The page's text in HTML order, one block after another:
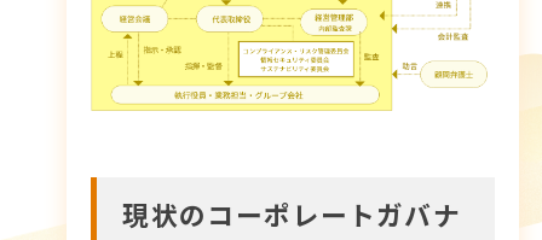
現状のコーポレートガバナ